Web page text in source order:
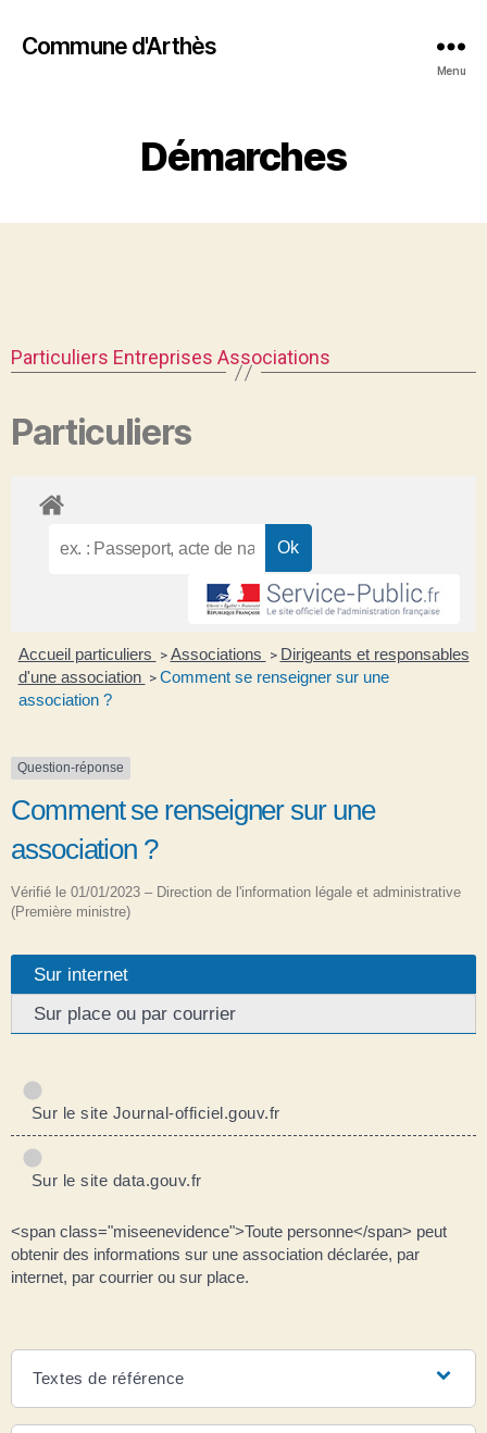
Commune d'Arthès
Menu
Démarches
Particuliers Entreprises Associations
Particuliers
Accueil particuliers > Associations > Dirigeants et responsables
d'une association > Comment se renseigner sur une
association ?
Question-réponse
Comment se renseigner sur une
association ?
Vérifié le 01/01/2023 – Direction de l'information légale et administrative
(Première ministre)
Sur internet
Sur place ou par courrier
Sur le site Journal-officiel.gouv.fr
Sur le site data.gouv.fr
<span class="miseenevidence">Toute personne</span> peut
obtenir des informations sur une association déclarée, par
internet, par courrier ou sur place.
Textes de référence